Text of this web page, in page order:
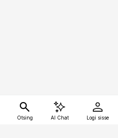
Otsing AI Chat Logi sisse